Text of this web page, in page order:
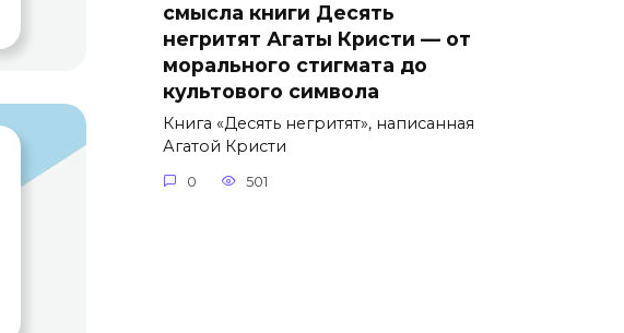
смысла книги Десять
негритят Агаты Кристи — от
морального стигмата до
культового символа
Книга «Десять негритят», написанная
Агатой Кристи
0 501